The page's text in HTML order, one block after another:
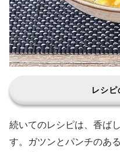
レシ
続いてのレシピは、香ば
す。ガツンとパンチのあ